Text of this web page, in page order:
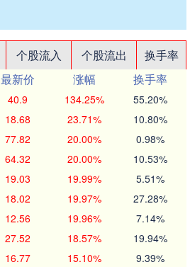
个股流入 个股流出
换手率
最新价 涨幅
换手率
40.9 134.25% 55.20%
18.68 23.71% 10.80%
77.82 20.00% 0.98%
64.32 20.00% 10.53%
19.03 19.99% 5.51%
18.02 19.97% 27.28%
12.56 19.96% 7.14%
27.52 18.57% 19.94%
16.77 15.10% 9.39%